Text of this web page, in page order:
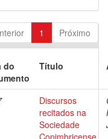
1 Próximo
do
Título
Discursos
recitados na
Sociedade
Conimbricense